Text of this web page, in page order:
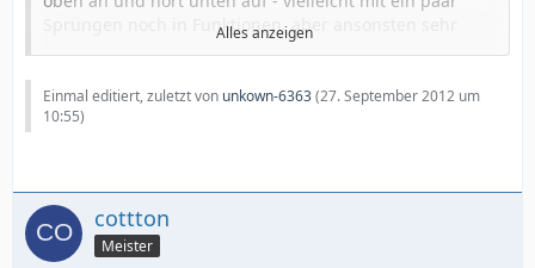
Sprüngen noch in Funktionen, aber ansonsten sehr
Bei der Objektorientierten Programmierung ist die
Zielsetzung, dass
der Quellcode übersichtlicher wird
zukünftige Erweiterungen einfach werden.
Alles anzeigen
Einmal editiert, zuletzt von unkown-6363(27. September 2012 um
10:55)
cottton
Meister